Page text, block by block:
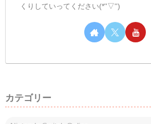
くりしていってください(*''▽'')
カテゴリー